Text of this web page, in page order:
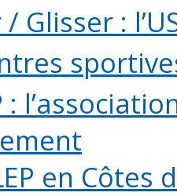
Glisser :
:
en Côtes